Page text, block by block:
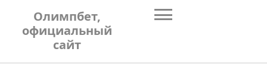
content
Олимпбет,
официальный
сайт